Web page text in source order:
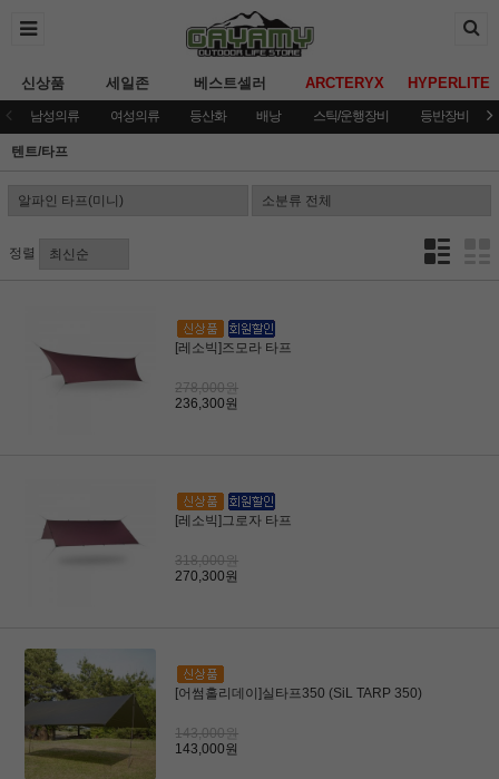
신상품 세일존 베스트셀러 ARCTERYX HYPERLITE
남성의류 여성의류 등산화 배낭 스틱/운행장비 등반장비
텐트/타프
정렬
[레소빅]즈모라 타프
278,000원
236,300원
[레소빅]그로자 타프
318,000원
270,300원
[어썸홀리데이]실타프350 (SiL TARP 350)
143,000원
143,000원